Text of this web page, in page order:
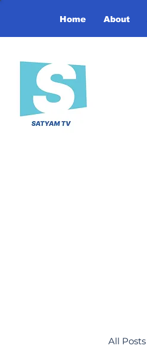
Home About
All Posts